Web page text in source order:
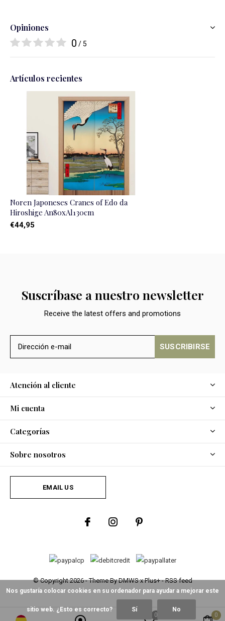
Opiniones
0 / 5
Artículos recientes
Noren Japoneses Cranes of Edo da
Hiroshige An80xAl130cm
€44,95
Suscríbase a nuestro newsletter
Receive the latest offers and promotions
SUSCRIBIRSE
Atención al cliente
Mi cuenta
Categorías
Sobre nosotros
EMAIL US
© Copyright2026- Theme ByDMWSxPlus+-RSS feed
0 0
Nos gustaría colocar cookies en su ordenador para ayudar a mejorar este
sitio web. ¿Esto es correcto? Sí No